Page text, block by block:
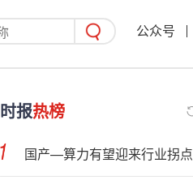
公众号
时报热榜
国产—算力有望迎来行业拐点